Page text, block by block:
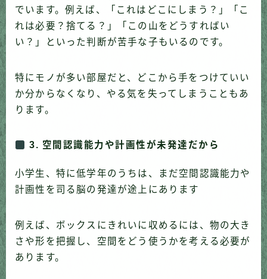
でいます。例えば、「これはどこにしまう？」「こ
れは必要？捨てる？」「この山をどうすればい
い？」といった判断が苦手な子もいるのです。
特にモノが多い部屋だと、どこから手をつけていい
か分からなくなり、やる気を失ってしまうこともあ
ります。
3. 空間認識能力や計画性が未発達だから
小学生、特に低学年のうちは、まだ空間認識能力や
計画性を司る脳の発達が途上にあります
例えば、ボックスにきれいに収めるには、物の大き
さや形を把握し、空間をどう使うかを考える必要が
あります。